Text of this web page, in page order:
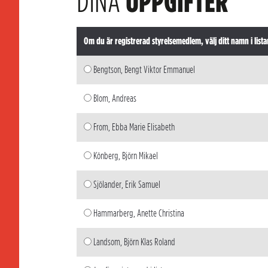
Om du är registrerad styrelsemedlem, välj ditt namn i
Bengtson, Bengt Viktor Emmanuel
Blom, Andreas
From, Ebba Marie Elisabeth
Könberg, Björn Mikael
Sjölander, Erik Samuel
Hammarberg, Anette Christina
Landsom, Björn Klas Roland